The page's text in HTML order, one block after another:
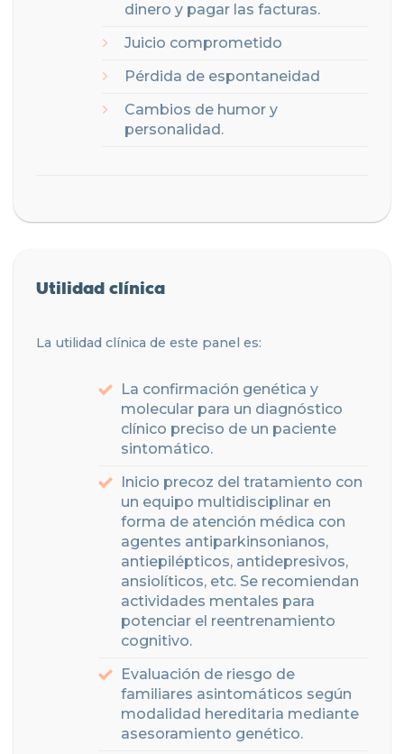
dinero y pagar las facturas.
Juicio comprometido
Pérdida de espontaneidad
Cambios de humor y
personalidad.
Utilidad clínica
La utilidad clínica de este panel es:
La confirmación genética y
molecular para un diagnóstico
clínico preciso de un paciente
sintomático.
Inicio precoz del tratamiento con
un equipo multidisciplinar en
forma de atención médica con
agentes antiparkinsonianos,
antiepilépticos, antidepresivos,
ansiolíticos, etc. Se recomiendan
actividades mentales para
potenciar el reentrenamiento
cognitivo.
Evaluación de riesgo de
familiares asintomáticos según
modalidad hereditaria mediante
asesoramiento genético.